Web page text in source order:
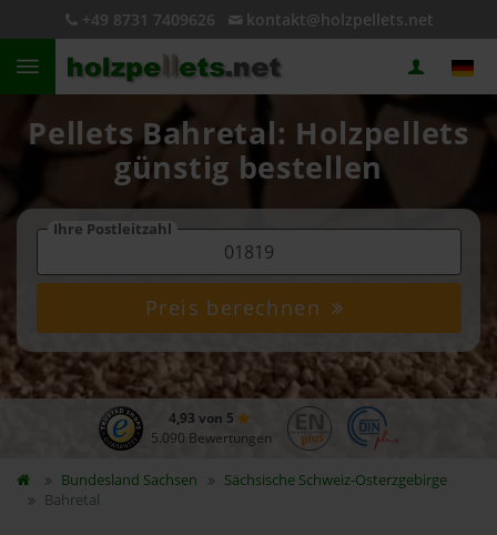
+49 8731 7409626 kontakt@holzpellets.net
Pellets Bahretal: Holzpellets
günstig bestellen
Ihre Postleitzahl
Preis berechnen
4,93 von 5
5.090 Bewertungen
Bundesland Sachsen
Sächsische Schweiz-Osterzgebirge
Bahretal